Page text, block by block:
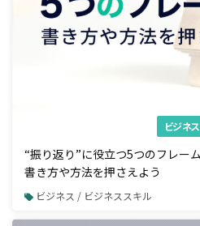
ビジネス
“振り返り”に役立つ5つのフレー
書き方や方法を押さえよう
ビジネス / ビジネススキル